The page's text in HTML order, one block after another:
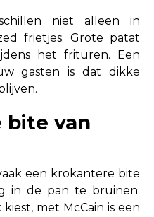
niet alleen in
frietjes. Grote patat
het frituren. Een
gasten is dat dikke
bite van
een krokantere bite
in de pan te bruinen.
met McCain is een